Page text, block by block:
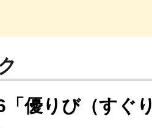
「優りび（すぐ